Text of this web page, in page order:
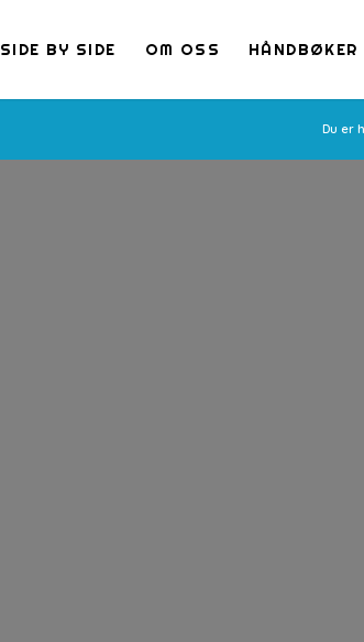
SIDE BY SIDE OM OSS HÅNDBØKER
Du er